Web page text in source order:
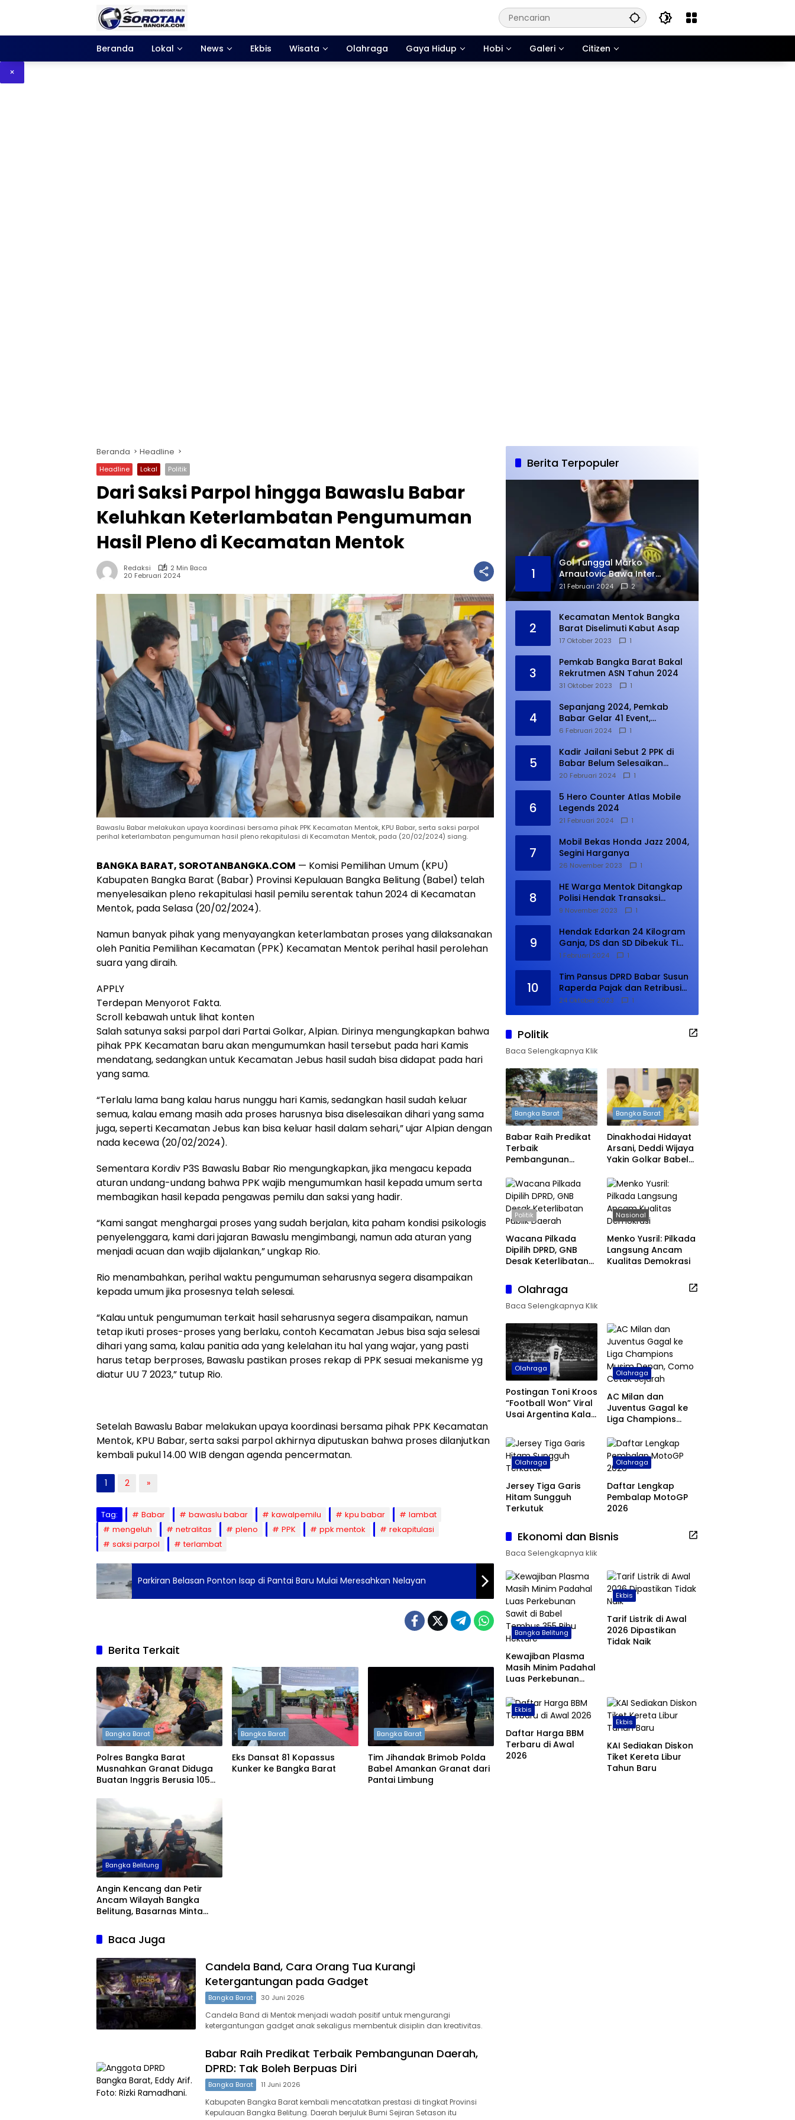
Beranda
Lokal News Ekbis Wisata Olahraga Gaya Hidup Hobi Galeri Citizen
×
Beranda Headline
Headline Lokal Politik
Dari Saksi Parpol hingga Bawaslu Babar
Keluhkan Keterlambatan Pengumuman
Hasil Pleno di Kecamatan Mentok
Redaksi
2 Min Baca
20 Februari 2024
Bawaslu Babar melakukan upaya koordinasi bersama pihak PPK Kecamatan Mentok, KPU Babar, serta saksi parpol
perihal keterlambatan pengumuman hasil pleno rekapitulasi di Kecamatan Mentok, pada (20/02/2024) siang.
BANGKA BARAT, SOROTANBANGKA.COM — Komisi Pemilihan Umum (KPU)
Kabupaten Bangka Barat (Babar) Provinsi Kepulauan Bangka Belitung (Babel) telah
menyelesaikan pleno rekapitulasi hasil pemilu serentak tahun 2024 di Kecamatan
Mentok, pada Selasa (20/02/2024).
Namun banyak pihak yang menyayangkan keterlambatan proses yang dilaksanakan
oleh Panitia Pemilihan Kecamatan (PPK) Kecamatan Mentok perihal hasil perolehan
suara yang diraih.
APPLY
Terdepan Menyorot Fakta.
Scroll kebawah untuk lihat konten
Salah satunya saksi parpol dari Partai Golkar, Alpian. Dirinya mengungkapkan bahwa
pihak PPK Kecamatan baru akan mengumumkan hasil tersebut pada hari Kamis
mendatang, sedangkan untuk Kecamatan Jebus hasil sudah bisa didapat pada hari
yang sama.
“Terlalu lama bang kalau harus nunggu hari Kamis, sedangkan hasil sudah keluar
semua, kalau emang masih ada proses harusnya bisa diselesaikan dihari yang sama
juga, seperti Kecamatan Jebus kan bisa keluar hasil dalam sehari,” ujar Alpian dengan
nada kecewa (20/02/2024).
Sementara Kordiv P3S Bawaslu Babar Rio mengungkapkan, jika mengacu kepada
aturan undang-undang bahwa PPK wajib mengumumkan hasil kepada umum serta
membagikan hasil kepada pengawas pemilu dan saksi yang hadir.
“Kami sangat menghargai proses yang sudah berjalan, kita paham kondisi psikologis
penyelenggara, kami dari jajaran Bawaslu mengimbangi, namun ada aturan yang
menjadi acuan dan wajib dijalankan,” ungkap Rio.
Rio menambahkan, perihal waktu pengumuman seharusnya segera disampaikan
kepada umum jika prosesnya telah selesai.
“Kalau untuk pengumuman terkait hasil seharusnya segera disampaikan, namun
tetap ikuti proses-proses yang berlaku, contoh Kecamatan Jebus bisa saja selesai
dihari yang sama, kalau panitia ada yang kelelahan itu hal yang wajar, yang pasti
harus tetap berproses, Bawaslu pastikan proses rekap di PPK sesuai mekanisme yg
diatur UU 7 2023,” tutup Rio.
Setelah Bawaslu Babar melakukan upaya koordinasi bersama pihak PPK Kecamatan
Mentok, KPU Babar, serta saksi parpol akhirnya diputuskan bahwa proses dilanjutkan
kembali pukul 14.00 WIB dengan agenda pencermatan.
1 2 »
Tag: Babar bawaslu babar kawalpemilu kpu babar
lambat
mengeluh
netralitas pleno PPK ppk mentok
rekapitulasi
saksi parpol
terlambat
Parkiran Belasan Ponton Isap di Pantai Baru Mulai Meresahkan Nelayan
Berita Terkait
Bangka Barat
Polres Bangka Barat
Musnahkan Granat Diduga
Buatan Inggris Berusia 105
Bangka Barat
Eks Dansat 81 Kopassus
Kunker ke Bangka Barat
Bangka Barat
Tim Jihandak Brimob Polda
Babel Amankan Granat dari
Pantai Limbung
Bangka Belitung
Angin Kencang dan Petir
Ancam Wilayah Bangka
Belitung, Basarnas Minta
Baca Juga
Candela Band, Cara Orang Tua Kurangi
Ketergantungan pada Gadget
Bangka Barat 30 Juni 2026
Candela Band di Mentok menjadi wadah positif untuk mengurangi
ketergantungan gadget anak sekaligus membentuk disiplin dan kreativitas.
Babar Raih Predikat Terbaik Pembangunan Daerah,
DPRD: Tak Boleh Berpuas Diri
Bangka Barat 11 Juni 2026
Kabupaten Bangka Barat kembali mencatatkan prestasi di tingkat Provinsi
Kepulauan Bangka Belitung. Daerah berjuluk Bumi Sejiran Setason itu
Berita Terpopuler
1
Gol Tunggal Marko
Arnautovic Bawa Inter
Ungguli Atletico Madrid
21 Februari 2024 2
2
Kecamatan Mentok Bangka
Barat Diselimuti Kabut Asap
17 Oktober 2023 1
3
Pemkab Bangka Barat Bakal
Rekrutmen ASN Tahun 2024
31 Oktober 2023 1
4
Sepanjang 2024, Pemkab
Babar Gelar 41 Event,
Meningkat dari Tahun Lalu
6 Februari 2024 1
5
Kadir Jailani Sebut 2 PPK di
Babar Belum Selesaikan
Rekapitulasi Penghitungan
20 Februari 2024 1
6
5 Hero Counter Atlas Mobile
Legends 2024
21 Februari 2024 1
7
Mobil Bekas Honda Jazz 2004,
Segini Harganya
26 November 2023 1
8
HE Warga Mentok Ditangkap
Polisi Hendak Transaksi
Narkoba di Kampung Tanjung
9 November 2023 1
9
Hendak Edarkan 24 Kilogram
Ganja, DS dan SD Dibekuk Tim
Gabungan
1 Februari 2024 1
10
Tim Pansus DPRD Babar Susun
Raperda Pajak dan Retribusi
Daerah, Harus Selesai Januari
24 Oktober 2023 1
Politik
Baca Selengkapnya Klik
Bangka Barat
Babar Raih Predikat
Terbaik
Pembangunan
Boleh Berpuas Diri
Bangka Barat
Dinakhodai Hidayat
Arsani, Deddi Wijaya
Yakin Golkar Babel
Politik
Wacana Pilkada
Dipilih DPRD, GNB
Desak Keterlibatan
Nasional
Menko Yusril: Pilkada
Langsung Ancam
Kualitas Demokrasi
Olahraga
Baca Selengkapnya Klik
Olahraga
Postingan Toni Kroos
“Football Won” Viral
Usai Argentina Kalah
Olahraga
AC Milan dan
Juventus Gagal ke
Liga Champions
Cetak Sejarah
Olahraga
Jersey Tiga Garis
Hitam Sungguh
Terkutuk
Olahraga
Daftar Lengkap
Pembalap MotoGP
2026
Ekonomi dan Bisnis
Baca Selengkapnya klik
Bangka Belitung
Kewajiban Plasma
Masih Minim Padahal
Luas Perkebunan
Tembus 355 Ribu
Hektare
Ekbis
Tarif Listrik di Awal
2026 Dipastikan
Tidak Naik
Ekbis
Daftar Harga BBM
Terbaru di Awal
2026
Ekbis
KAI Sediakan Diskon
Tiket Kereta Libur
Tahun Baru